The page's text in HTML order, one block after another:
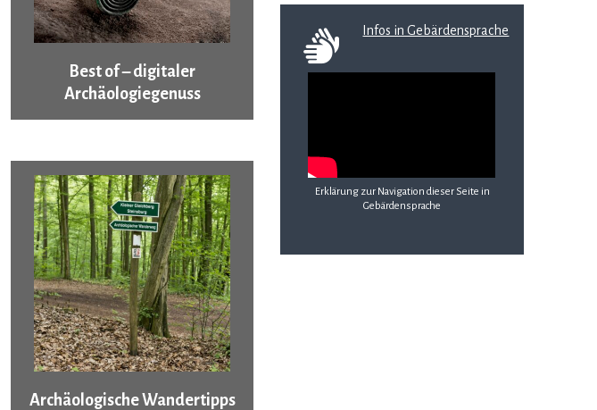
Best of – digitaler
Archäologiegenuss
Archäologische Wandertipps
Infos in Gebärdensprache
Erklärung zur Navigation dieser Seite in
Gebärdensprache